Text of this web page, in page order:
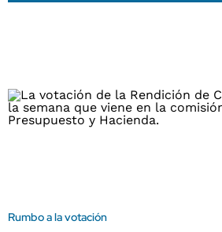
Rumbo a la votación